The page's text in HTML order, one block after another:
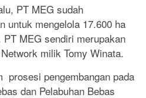
PT MEG sudah
untuk mengelola 17.600 ha
MEG sendiri merupakan
milik Tomy Winata.
prosesi pengembangan pada
dan Pelabuhan Bebas